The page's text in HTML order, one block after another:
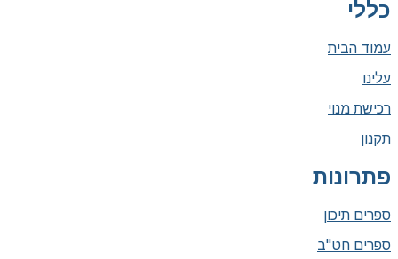
כללי
עמוד הבית
עלינו
רכישת מנוי
תקנון
פתרונות
ספרים תיכון
ספרים חט"ב